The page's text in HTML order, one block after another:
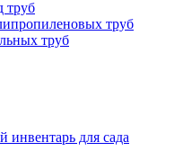
труб
труб
труб
инвентарь для сада